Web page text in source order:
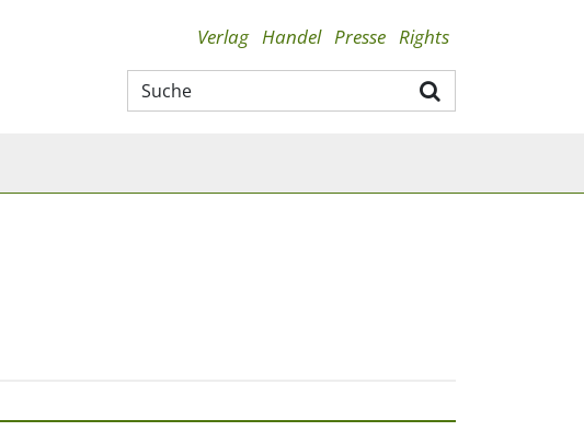
Verlag Handel Presse Rights